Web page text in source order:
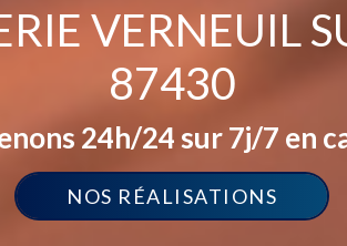
VERNEUIL
87430
24h/24 sur 7j/7 en
NOS RÉALISATIONS